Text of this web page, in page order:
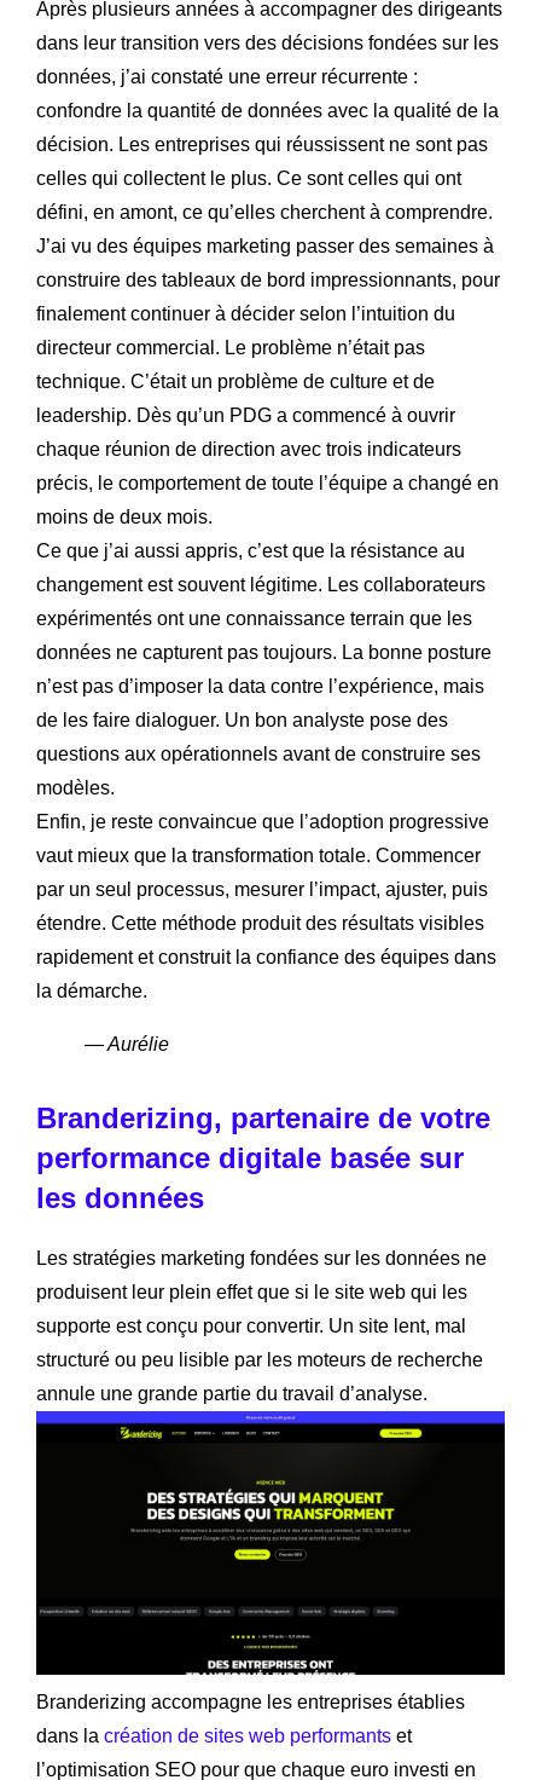
Après plusieurs années à accompagner des dirigeants
dans leur transition vers des décisions fondées sur les
données, j’ai constaté une erreur récurrente :
confondre la quantité de données avec la qualité de la
décision. Les entreprises qui réussissent ne sont pas
celles qui collectent le plus. Ce sont celles qui ont
défini, en amont, ce qu’elles cherchent à comprendre.
J’ai vu des équipes marketing passer des semaines à
construire des tableaux de bord impressionnants, pour
finalement continuer à décider selon l’intuition du
directeur commercial. Le problème n’était pas
technique. C’était un problème de culture et de
leadership. Dès qu’un PDG a commencé à ouvrir
chaque réunion de direction avec trois indicateurs
précis, le comportement de toute l’équipe a changé en
moins de deux mois.
Ce que j’ai aussi appris, c’est que la résistance au
changement est souvent légitime. Les collaborateurs
expérimentés ont une connaissance terrain que les
données ne capturent pas toujours. La bonne posture
n’est pas d’imposer la data contre l’expérience, mais
de les faire dialoguer. Un bon analyste pose des
questions aux opérationnels avant de construire ses
modèles.
Enfin, je reste convaincue que l’adoption progressive
vaut mieux que la transformation totale. Commencer
par un seul processus, mesurer l’impact, ajuster, puis
étendre. Cette méthode produit des résultats visibles
rapidement et construit la confiance des équipes dans
la démarche.
— Aurélie
Branderizing, partenaire de votre
performance digitale basée sur
les données
Les stratégies marketing fondées sur les données ne
produisent leur plein effet que si le site web qui les
supporte est conçu pour convertir. Un site lent, mal
structuré ou peu lisible par les moteurs de recherche
annule une grande partie du travail d’analyse.
Branderizing accompagne les entreprises établies
dans la création de sites web performants et
l’optimisation SEO pour que chaque euro investi en